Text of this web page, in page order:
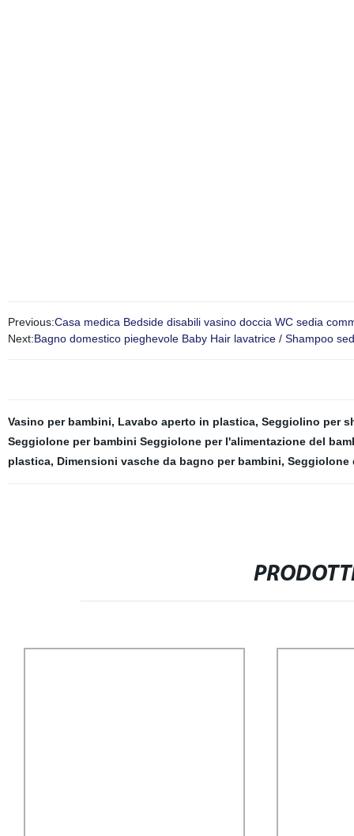
Previous:Casa medica Bedside disabili vasino doccia WC sedia
Next:Bagno domestico pieghevole Baby Hair lavatrice / Shampoo
Vasino per bambini, Lavabo aperto in plastica, Seggiolino per
Seggiolone per bambini Seggiolone per l'alimentazione del
plastica, Dimensioni vasche da bagno per bambini, Seggiolone